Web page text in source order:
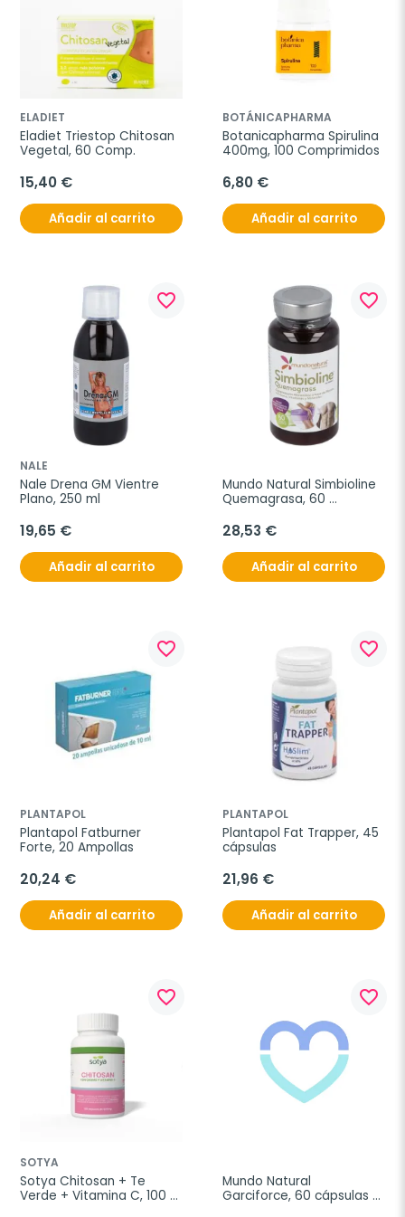
ELADIET
Eladiet Triestop Chitosan
Vegetal, 60 Comp.
15,40 €
Añadir al carrito
BOTÁNICAPHARMA
Botanicapharma Spirulina
400mg, 100 Comprimidos
6,80 €
Añadir al carrito
favorite_border
NALE
Nale Drena GM Vientre
Plano, 250 ml
19,65 €
Añadir al carrito
favorite_border
Mundo Natural Simbioline
Quemagrasa, 60
28,53 €
Añadir al carrito
favorite_border
PLANTAPOL
Plantapol Fatburner
Forte, 20 Ampollas
20,24 €
Añadir al carrito
favorite_border
PLANTAPOL
Plantapol Fat Trapper, 45
cápsulas
21,96 €
Añadir al carrito
favorite_border
SOTYA
Sotya Chitosan + Te
Verde + Vitamina C, 100
favorite_border
Mundo Natural
Garciforce, 60 cápsulas